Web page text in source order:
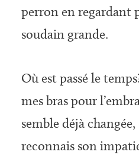
perron en regardant
soudain grande.
Où est passé le
mes bras pour
semble déjà
reconnais son